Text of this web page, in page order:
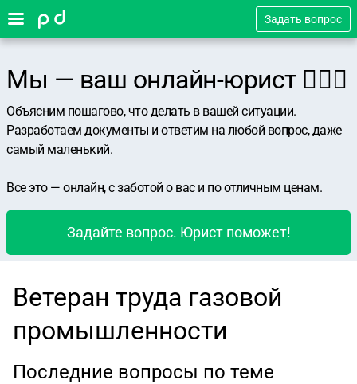
Задать вопрос
Мы — ваш онлайн-юрист 👨🏻‍⚖️
Объясним пошагово, что делать в вашей ситуации.
Разработаем документы и ответим на любой вопрос, даже
самый маленький.
Все это — онлайн, с заботой о вас и по отличным ценам.
Задайте вопрос. Юрист поможет!
Ветеран труда газовой
промышленности
Последние вопросы по теме